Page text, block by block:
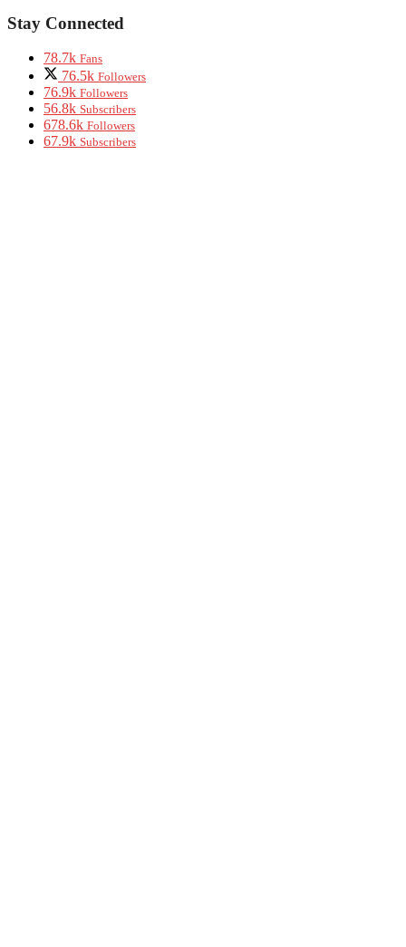
Stay Connected
78.7k Fans
76.5k Followers
76.9k Followers
56.8k Subscribers
678.6k Followers
67.9k Subscribers